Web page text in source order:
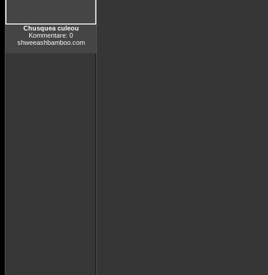
Chusquea culeou
Kommentare: 0
shweeashbamboo.com